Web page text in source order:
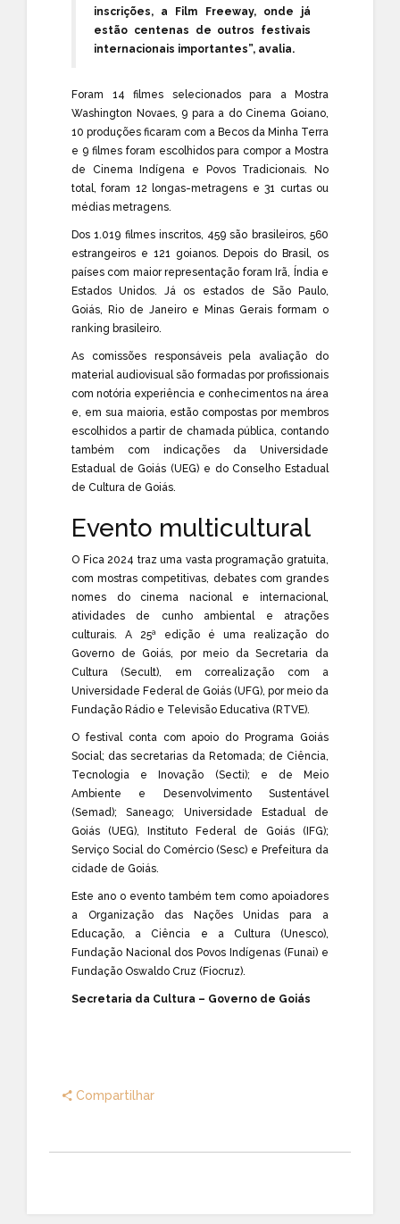
inscrições, a Film Freeway, onde já
estão centenas de outros festivais
internacionais importantes”, avalia.
Foram 14 filmes selecionados para a Mostra
Washington Novaes, 9 para a do Cinema Goiano,
10 produções ficaram com a Becos da Minha Terra
e 9 filmes foram escolhidos para compor a Mostra
de Cinema Indígena e Povos Tradicionais. No
total, foram 12 longas-metragens e 31 curtas ou
médias metragens.
Dos 1.019 filmes inscritos, 459 são brasileiros, 560
estrangeiros e 121 goianos. Depois do Brasil, os
países com maior representação foram Irã, Índia e
Estados Unidos. Já os estados de São Paulo,
Goiás, Rio de Janeiro e Minas Gerais formam o
ranking brasileiro.
As comissões responsáveis pela avaliação do
material audiovisual são formadas por profissionais
com notória experiência e conhecimentos na área
e, em sua maioria, estão compostas por membros
escolhidos a partir de chamada pública, contando
também com indicações da Universidade
Estadual de Goiás (UEG) e do Conselho Estadual
de Cultura de Goiás.
Evento multicultural
O Fica 2024 traz uma vasta programação gratuita,
com mostras competitivas, debates com grandes
nomes do cinema nacional e internacional,
atividades de cunho ambiental e atrações
culturais. A 25ª edição é uma realização do
Governo de Goiás, por meio da Secretaria da
Cultura (Secult), em correalização com a
Universidade Federal de Goiás (UFG), por meio da
Fundação Rádio e Televisão Educativa (RTVE).
O festival conta com apoio do Programa Goiás
Social; das secretarias da Retomada; de Ciência,
Tecnologia e Inovação (Secti); e de Meio
Ambiente e Desenvolvimento Sustentável
(Semad); Saneago; Universidade Estadual de
Goiás (UEG), Instituto Federal de Goiás (IFG);
Serviço Social do Comércio (Sesc) e Prefeitura da
cidade de Goiás.
Este ano o evento também tem como apoiadores
a Organização das Nações Unidas para a
Educação, a Ciência e a Cultura (Unesco),
Fundação Nacional dos Povos Indígenas (Funai) e
Fundação Oswaldo Cruz (Fiocruz).
Secretaria da Cultura – Governo de Goiás
Compartilhar